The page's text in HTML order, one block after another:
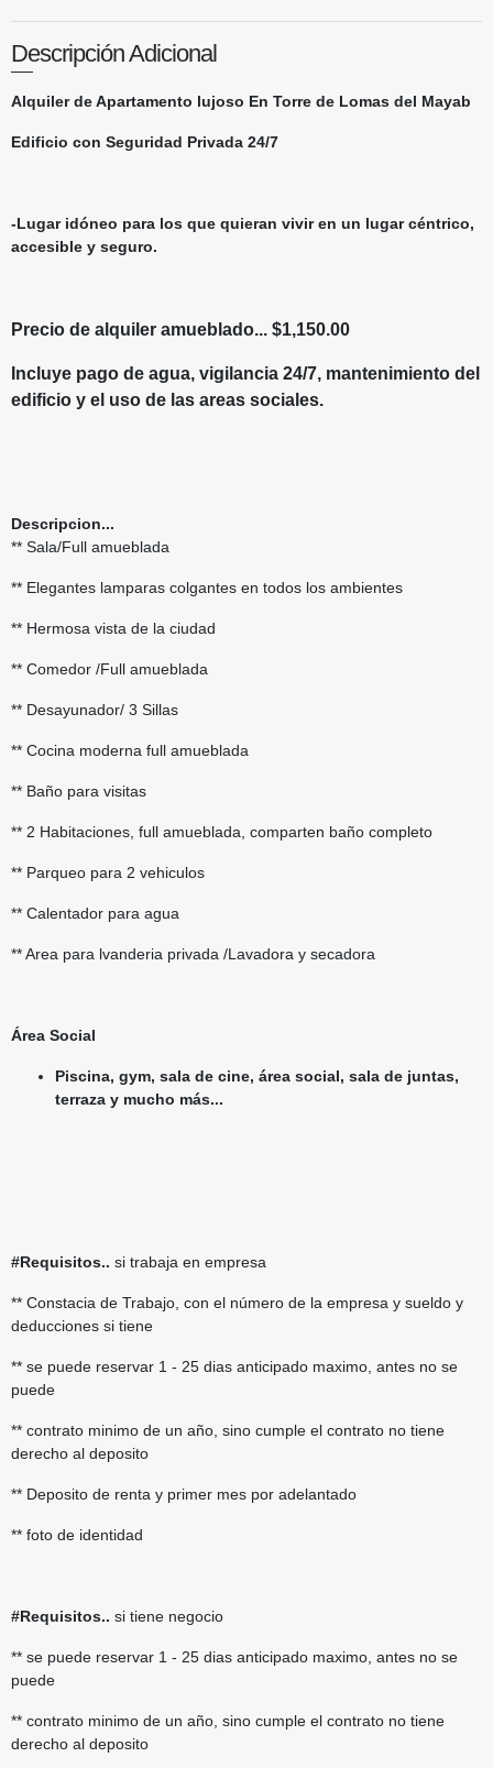
Descripción Adicional
Alquiler de Apartamento lujoso En Torre de Lomas del Mayab
Edificio con Seguridad Privada 24/7
-Lugar idóneo para los que quieran vivir en un lugar céntrico,
accesible y seguro.
Precio de alquiler amueblado... $1,150.00
Incluye pago de agua, vigilancia 24/7, mantenimiento del
edificio y el uso de las areas sociales.
Descripcion...
** Sala/Full amueblada
** Elegantes lamparas colgantes en todos los ambientes
** Hermosa vista de la ciudad
** Comedor /Full amueblada
** Desayunador/ 3 Sillas
** Cocina moderna full amueblada
** Baño para visitas
** 2 Habitaciones, full amueblada, comparten baño completo
** Parqueo para 2 vehiculos
** Calentador para agua
** Area para lvanderia privada /Lavadora y secadora
Área Social
Piscina, gym, sala de cine, área social, sala de juntas,
terraza y mucho más...
#Requisitos.. si trabaja en empresa
** Constacia de Trabajo, con el número de la empresa y sueldo y
deducciones si tiene
** se puede reservar 1 - 25 dias anticipado maximo, antes no se
puede
** contrato minimo de un año, sino cumple el contrato no tiene
derecho al deposito
** Deposito de renta y primer mes por adelantado
** foto de identidad
#Requisitos.. si tiene negocio
** se puede reservar 1 - 25 dias anticipado maximo, antes no se
puede
** contrato minimo de un año, sino cumple el contrato no tiene
derecho al deposito